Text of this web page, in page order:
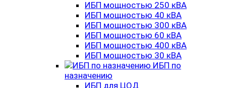
ИБП мощностью 250 кВА
ИБП мощностью 40 кВА
ИБП мощностью 300 кВА
ИБП мощностью 60 кВА
ИБП мощностью 400 кВА
ИБП мощностью 30 кВА
ИБП по
назначению
ИБП для ЦОД